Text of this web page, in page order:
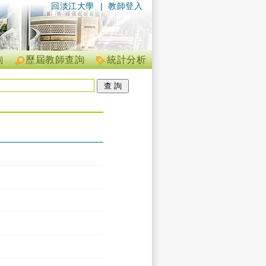
| 教師登入
回淡江大學
統計分析
歷屆教師查詢